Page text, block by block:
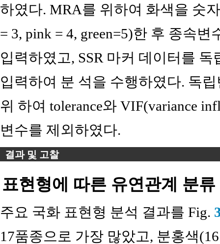
하였다. MRA를 위하여 화색을 숫
= 3, pink = 4, green=5)한 후 종속변
입력하였고, SSR 마커 데이터를 독
입력하여 분 석을 수행하였다. 독
위 하여 tolerance와 VIF(variance
변수를 제외하였다.
결과 및 고찰
표현형에 따른 유연관계 분류
주요 국화 표현형 분석 결과를 Fig.
17품종으로 가장 많았고, 분홍색